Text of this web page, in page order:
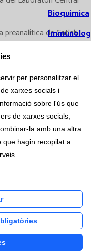
Bioquímica
i
Citometria
Genètica
Actualitat
preanalítica de Catlab
RSD per un P512
als
a Laboratoris externs.
del Core de
que millora les
velocitat i
de
Castellà
Anglès
per personalitzar el
xarxes socials i
sobre l'ús que
de xarxes socials,
la amb una altra
que hagin recopilat a